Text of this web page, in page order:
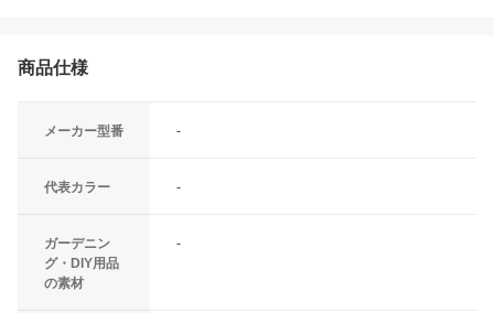
商品仕様
メーカー型番 -
代表カラー -
ガーデニン
グ・DIY用品
の素材
-